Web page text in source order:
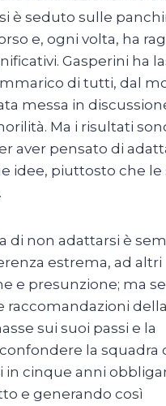
è seduto sulle
e, ogni volta, ha
Gasperini ha
di tutti, dal
messa in
Ma i risultati
aver pensato di
idee, piuttosto che le
di non adattarsi è
estrema, ad altri
e presunzione; ma se
raccomandazioni
sui suoi passi e la
la squadra
in cinque anni
e generando così